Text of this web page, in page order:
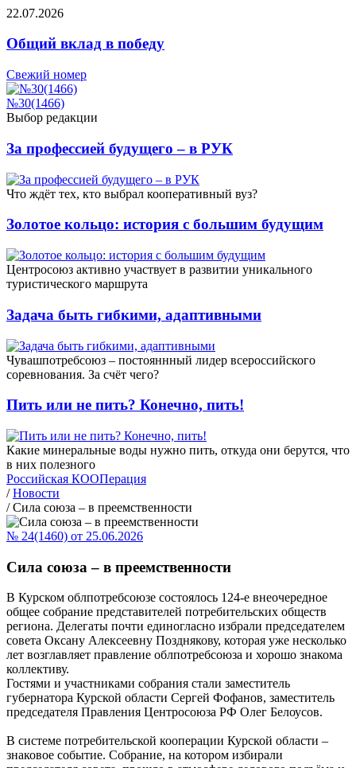
22.07.2026
Общий вклад в победу
Свежий номер
№30(1466)
Выбор редакции
За профессией будущего – в РУК
Что ждёт тех, кто выбрал кооперативный вуз?
Золотое кольцо: история с большим будущим
Центросоюз активно участвует в развитии уникального
туристического маршрута
Задача быть гибкими, адаптивными
Чувашпотребсоюз – постояннный лидер всероссийского
соревнования. За счёт чего?
Пить или не пить? Конечно, пить!
Какие минеральные воды нужно пить, откуда они берутся, что
в них полезного
Российская КООПерация
/ Новости
/ Сила союза – в преемственности
№ 24(1460) от 25.06.2026
Сила союза – в преемственности
В Курском облпотребсоюзе состоялось 124‑е внеочередное
общее собрание представителей потребительских обществ
региона. Делегаты почти единогласно избрали председателем
совета Оксану Алексеевну Позднякову, которая уже несколько
лет возглавляет правление облпотребсоюза и хорошо знакома
коллективу.
Гостями и участниками собрания стали заместитель
губернатора Курской области Сергей Фофанов, заместитель
председателя Правления Центросоюза РФ Олег Белоусов.
В системе потребительской кооперации Курской области –
знаковое событие. Собрание, на котором избирали